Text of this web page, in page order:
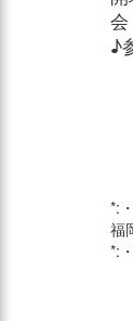
♪
*:
福
*: